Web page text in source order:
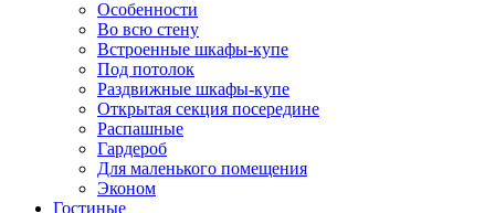
Особенности
Во всю стену
Встроенные шкафы-купе
Под потолок
Раздвижные шкафы-купе
Открытая секция посередине
Распашные
Гардероб
Для маленького помещения
Эконом
Гостиные